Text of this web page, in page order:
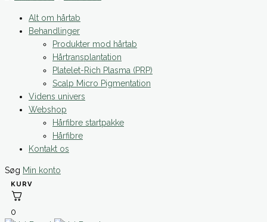
Alt om hårtab
Behandlinger
Produkter mod hårtab
Hårtransplantation
Platelet-Rich Plasma (PRP)
Scalp Micro Pigmentation
Videns univers
Webshop
Hårfibre startpakke
Hårfibre
Kontakt os
Søg Min konto
0